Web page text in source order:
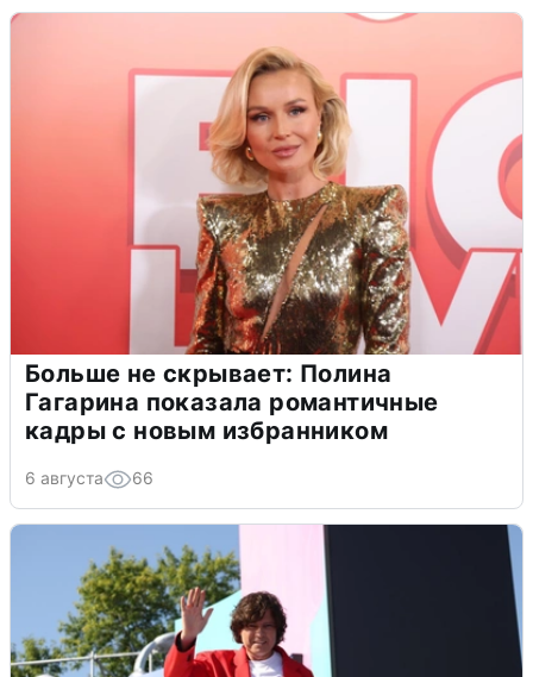
Больше не скрывает: Полина
Гагарина показала романтичные
кадры с новым избранником
6 августа 66